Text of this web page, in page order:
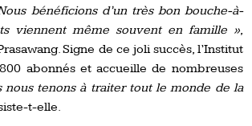
bénéficions d’un très bon bouche-à-
viennent même souvent en famille »,
Signe de ce joli succès, l’Institut
abonnés et accueille de nombreuses
nous tenons à traiter tout le monde de la
t-elle.